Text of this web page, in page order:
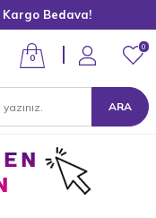
Kargo Bedava!
ARA
0
0